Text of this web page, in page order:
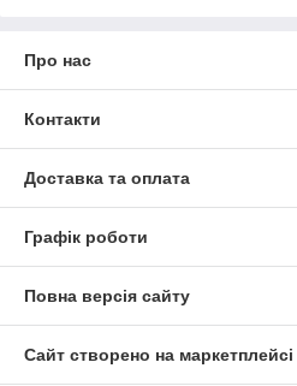
Про нас
Контакти
Доставка та оплата
Графік роботи
Повна версія сайту
Сайт створено на маркетплейсі